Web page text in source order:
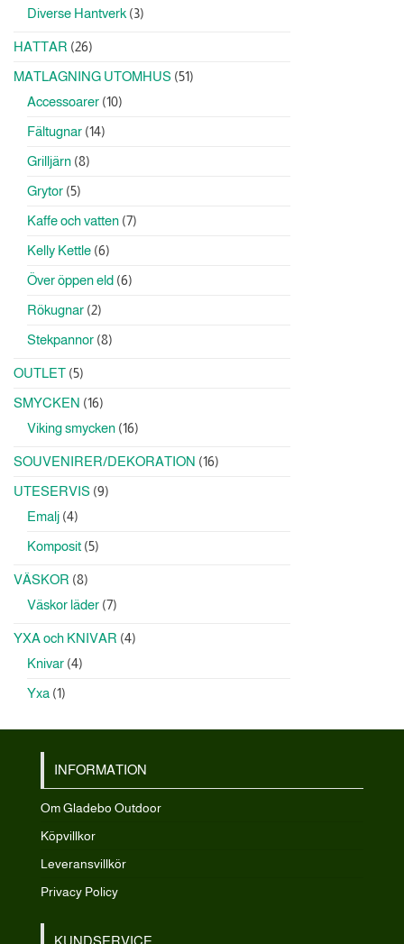
Diverse Hantverk 33
HATTAR 2626
MATLAGNING UTOMHUS 5151
Accessoarer 1010
Fältugnar 1414
Grilljärn 88
Grytor 55
Kaffe och vatten 77
Kelly Kettle 66
Över öppen eld 66
Rökugnar 22
Stekpannor 88
OUTLET 55
SMYCKEN 1616
produkter
Viking smycken 1616
SOUVENIRER/DEKORATION 1616
UTESERVIS 99
Emalj 44
Komposit 55
VÄSKOR 88
produkter
Väskor läder 77
YXA och KNIVAR 44
Knivar 44
Yxa 11
INFORMATION
Om Gladebo Outdoor
Köpvillkor
Leveransvillkör
Privacy Policy
KUNDSERVICE